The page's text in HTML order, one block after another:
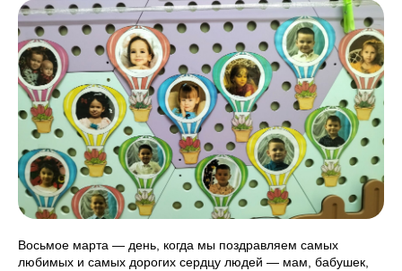
Восьмое марта — день, когда мы поздравляем самых
любимых и самых дорогих сердцу людей — мам, бабушек,